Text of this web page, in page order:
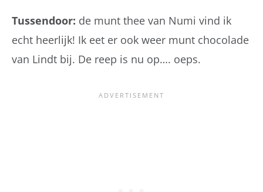
Tussendoor: de munt thee van Numi vind ik
echt heerlijk! Ik eet er ook weer munt chocolade
van Lindt bij. De reep is nu op…. oeps.